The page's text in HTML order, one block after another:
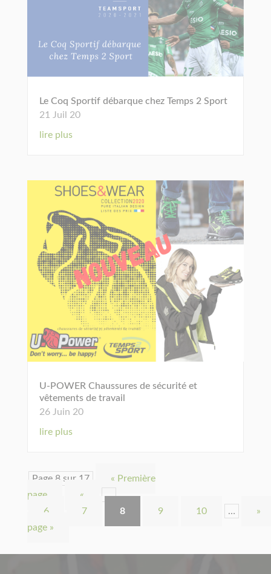
Le Coq Sportif débarque chez Temps 2 Sport
21 Juil 20
lire plus
U-POWER Chaussures de sécurité et
vêtements de travail
26 Juin 20
lire plus
Page 8 sur 17
« Première
page
«
…
6
7 8 9 10 …
»
page »